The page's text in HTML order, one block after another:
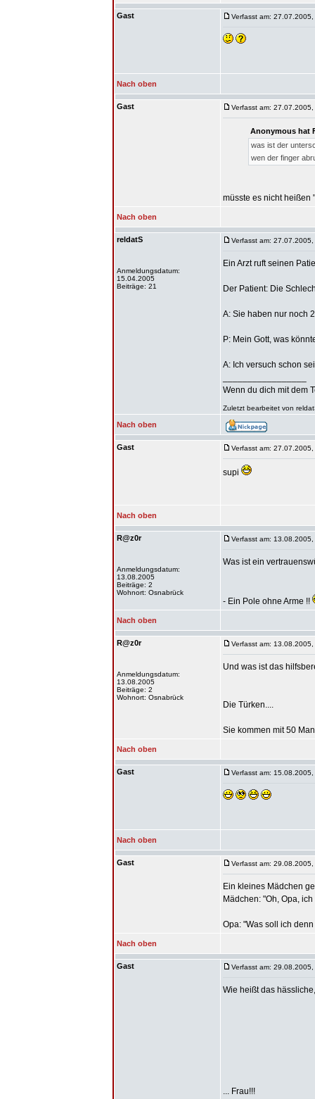
Gast Verfasst am:
Nach oben
Gast Verfasst am:
Anonymous hat
was ist der
wen der finger
müsste es nicht heißen
Nach oben
reldatS
Anmeldungsdatum:
15.04.2005
Beiträge: 21
Verfasst am:
Ein Arzt ruft seinen
Der Patient: Die
A: Sie haben nur noch
P: Mein Gott, was
A: Ich versuch schon
Wenn du dich mit dem
Zuletzt bearbeitet von
Nach oben
Gast Verfasst am:
supi
Nach oben
R@z0r
Anmeldungsdatum:
13.08.2005
Beiträge: 2
Wohnort: Osnabrück
Verfasst am:
Was ist ein
- Ein Pole ohne Arme !!
Nach oben
R@z0r
Anmeldungsdatum:
13.08.2005
Beiträge: 2
Wohnort: Osnabrück
Verfasst am:
Und was ist das
Die Türken....
Sie kommen mit 50
Nach oben
Gast Verfasst am:
Nach oben
Gast Verfasst am: 29.08.2005,
Ein kleines Mädchen
Mädchen: "Oh, Opa,
Opa: "Was soll ich
Nach oben
Gast Verfasst am: 29.08.2005,
Wie heißt das
... Frau!!!